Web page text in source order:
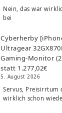
Nein, das war
bei
Cyberherby
Ultragear
Gaming-Monitor
statt 1.277,02€
5. August 2026
Servus, Preisirrtum
wirklich schon